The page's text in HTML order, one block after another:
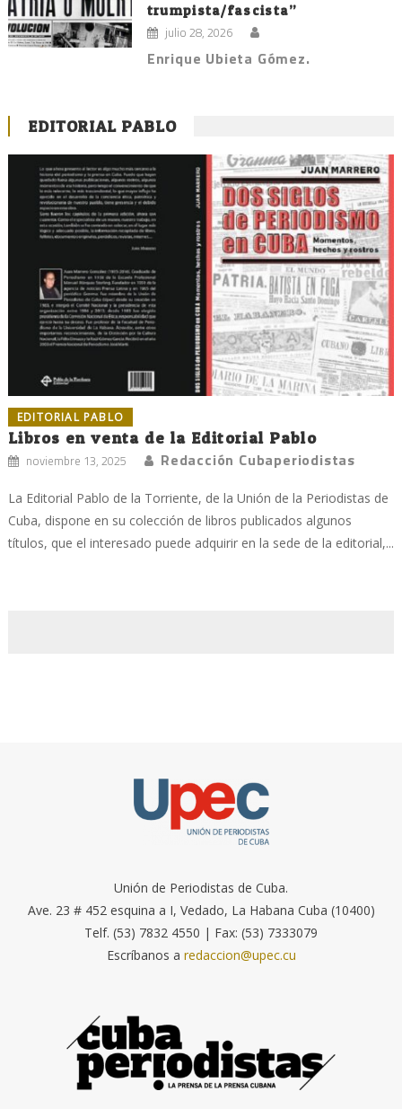
trumpista/fascista”
julio 28, 2026
Enrique Ubieta Gómez.
EDITORIAL PABLO
EDITORIAL PABLO
Libros en venta de la Editorial Pablo
noviembre 13, 2025 Redacción Cubaperiodistas
La Editorial Pablo de la Torriente, de la Unión de la Periodistas de
Cuba, dispone en su colección de libros publicados algunos
títulos, que el interesado puede adquirir en la sede de la editorial,...
Unión de Periodistas de Cuba.
Ave. 23 # 452 esquina a I, Vedado, La Habana Cuba (10400)
Telf. (53) 7832 4550 | Fax: (53) 7333079
Escríbanos a redaccion@upec.cu